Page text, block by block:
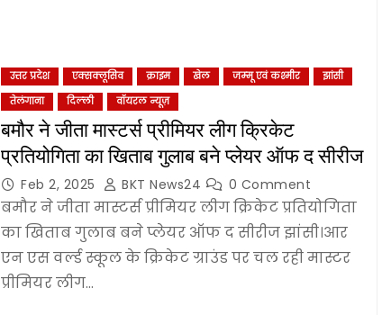
उत्तर प्रदेश एक्सक्लूसिव क्राइम खेल जम्‍मू एवं कश्‍मीर
झांसी
तेलंगाना
दिल्‍ली वॉयरल न्यूज़
बमौर ने जीता मास्टर्स प्रीमियर लीग क्रिकेट
प्रतियोगिता का खिताब गुलाब बने प्लेयर ऑफ द सीरीज
Feb 2, 2025 BKT News24 0 Comment
बमौर ने जीता मास्टर्स प्रीमियर लीग क्रिकेट प्रतियोगिता
का खिताब गुलाब बने प्लेयर ऑफ द सीरीज झांसी।आर
एन एस वर्ल्ड स्कूल के क्रिकेट ग्राउंड पर चल रही मास्टर
प्रीमियर लीग…